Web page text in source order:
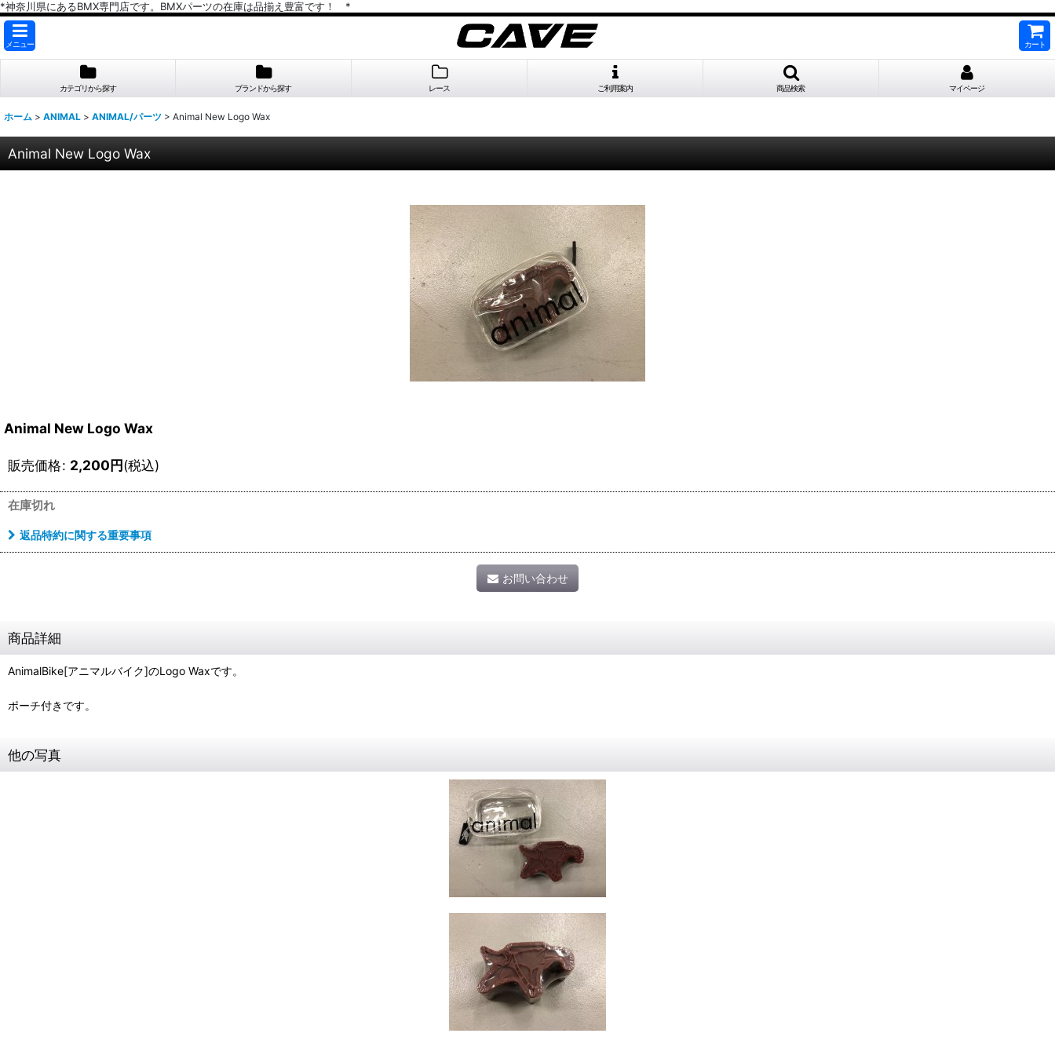
*神奈川県にあるBMX専門店です。BMXパーツの在庫は品揃え豊富です！ *
メニュー カート
カテゴリから探す ブランドから探す レース ご利用案内 商品検索 マイページ
ホーム > ANIMAL > ANIMAL/パーツ > Animal New Logo Wax
Animal New Logo Wax
Animal New Logo Wax
販売価格: 2,200円(税込)
在庫切れ
返品特約に関する重要事項
お問い合わせ
商品詳細
AnimalBike[アニマルバイク]のLogo Waxです。
ポーチ付きです。
他の写真